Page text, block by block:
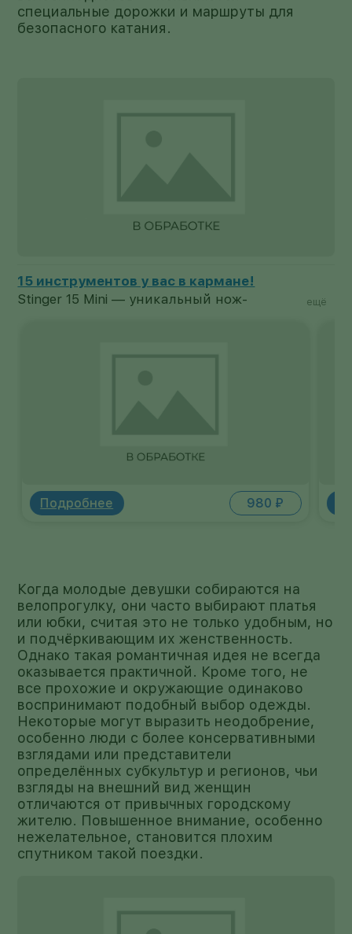
специальные дорожки и маршруты для
безопасного катания.
Уникальный термос Stinger создан
ударов и падений и отлично подходит
нержавеющей стали марки 18/8. Этот
повышенной стойкостью к окислению.
ещё
Подробнее 1 210 ₽
Когда молодые девушки собираются на
велопрогулку, они часто выбирают платья
или юбки, считая это не только удобным, но
и подчёркивающим их женственность.
Однако такая романтичная идея не всегда
оказывается практичной. Кроме того, не
все прохожие и окружающие одинаково
воспринимают подобный выбор одежды.
Некоторые могут выразить неодобрение,
особенно люди с более консервативными
взглядами или представители
определённых субкультур и регионов, чьи
взгляды на внешний вид женщин
отличаются от привычных городскому
жителю. Повышенное внимание, особенно
нежелательное, становится плохим
спутником такой поездки.